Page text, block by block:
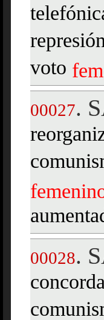
voto
00027.
00028.